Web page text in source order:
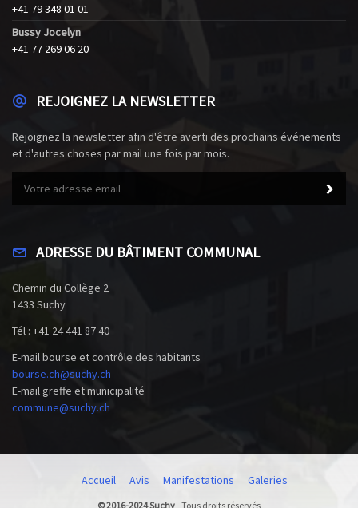
+41 79 348 01 01
Bussy Jocelyn
+41 77 269 06 20
REJOIGNEZ LA NEWSLETTER
Rejoignez la newsletter afin d'être averti des prochains événements
et d'autres choses par mail une fois par mois.
ADRESSE DU BÂTIMENT COMMUNAL
Chemin du Collège 2
1433 Suchy
Tél : +41 24 441 87 40
E-mail bourse et contrôle des habitants
bourse.ch@suchy.ch
E-mail greffe et municipalité
commune@suchy.ch
Accueil Avis Manifestations Galeries
© 2016-2024 Suchy-Tous droits réservés